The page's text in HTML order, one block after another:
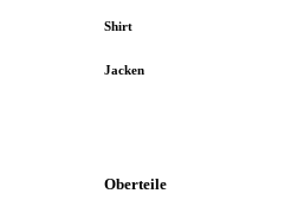
Shirt
Jacken
Oberteile